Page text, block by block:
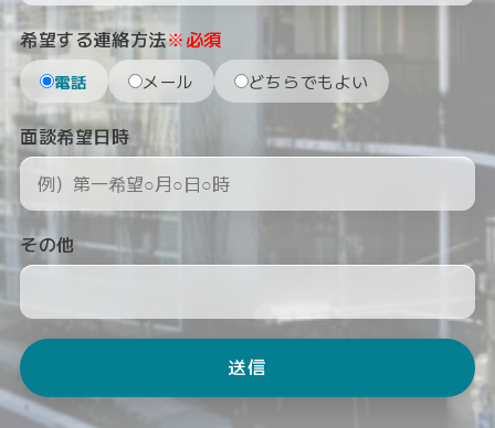
希望する連絡方法※必須
電話 メール どちらでもよい
面談希望日時
その他